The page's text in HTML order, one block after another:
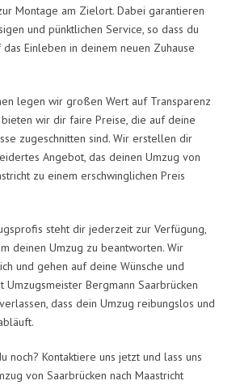
Montage am Zielort. Dabei garantieren
und pünktlichen Service, so dass du
Einleben in deinem neuen Zuhause
legen wir großen Wert auf Transparenz
bieten wir dir faire Preise, die auf deine
zugeschnitten sind. Wir erstellen dir
Angebot, das deinen Umzug von
zu einem erschwinglichen Preis
steht dir jederzeit zur Verfügung,
deinen Umzug zu beantworten. Wir
und gehen auf deine Wünsche und
Umzugsmeister Bergmann Saarbrücken
dass dein Umzug reibungslos und
noch? Kontaktiere uns jetzt und lass uns
von Saarbrücken nach Maastricht